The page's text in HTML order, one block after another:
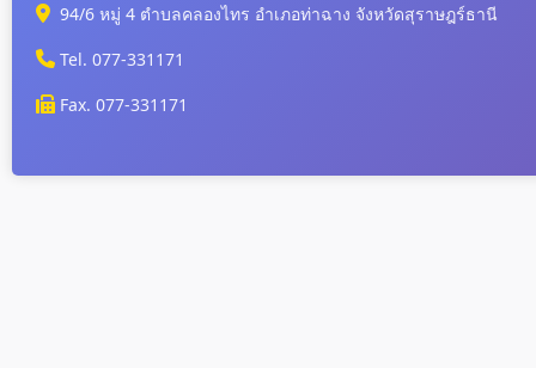
94/6 หมู่ 4 ตำบลคลองไทร อำเภอท่าฉาง จังหวัดสุราษฎร์ธานี
Tel. 077-331171
Fax. 077-331171